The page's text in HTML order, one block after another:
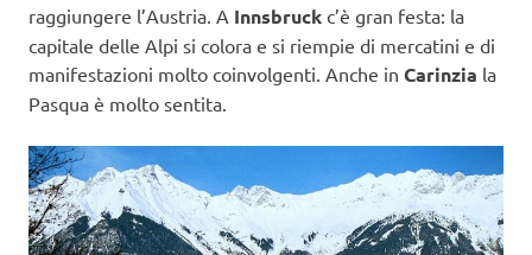
raggiungere l’Austria. A Innsbruck c’è gran festa: la
capitale delle Alpi si colora e si riempie di mercatini e di
manifestazioni molto coinvolgenti. Anche in Carinzia la
Pasqua è molto sentita.